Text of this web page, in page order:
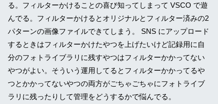
る。フィルターかけることの喜び知ってしまって VSCO で遊
んでる。フィルターかけるとオリジナルとフィルター済みの2
パターンの画像ファイルできてしまう。 SNS にアップロード
するときはフィルターかけたやつを上げたいけど記録用に自
分のフォトライブラリに残すやつはフィルターかかってない
やつがよい。そういう運用してるとフィルターかかってるや
つとかかってないやつの両方がごちゃごちゃにフォトライブ
ラリに残ったりして管理をどうするかで悩んでる。